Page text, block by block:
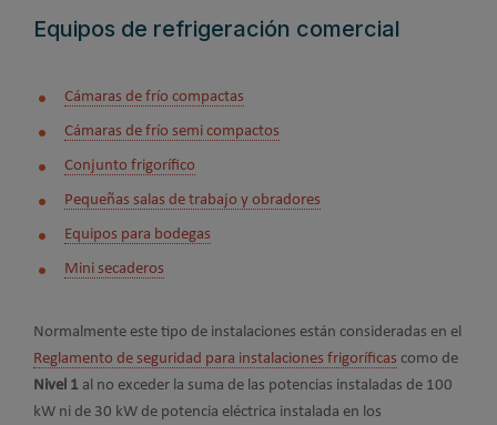
Equipos de refrigeración comercial
Cámaras de frío compactas
Cámaras de frío semi compactos
Conjunto frigorífico
Pequeñas salas de trabajo y obradores
Equipos para bodegas
Mini secaderos
Normalmente este tipo de instalaciones están consideradas en el
Reglamento de seguridad para instalaciones frigoríficas como de
Nivel 1 al no exceder la suma de las potencias instaladas de 100
kW ni de 30 kW de potencia eléctrica instalada en los